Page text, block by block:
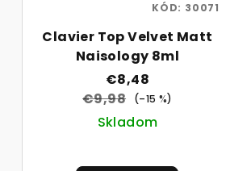
d
o
Clavier Top Velvet Matt
Naisology 8ml
€8,48
€9,98
(–15 %)
Skladom
KÓD: 30071